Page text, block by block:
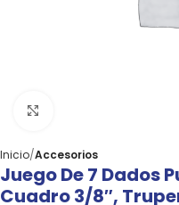
Inicio Accesorios
Juego De 7 Dados
Cuadro 3/8″,